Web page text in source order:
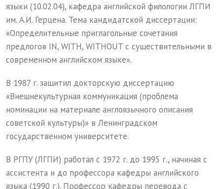
языки (10.02.04), кафедра английской филологии ЛГПИ
им. А.И. Герцена. Тема кандидатской диссертации:
«Определительные приглагольные сочетания
предлогов IN, WITH, WITHOUT с существительными в
современном английском языке».
В 1987 г. защитил докторскую диссертацию
«Внешнекультурная коммуникация (проблема
номинации на материале англоязычного описания
советской культуры)» в Ленинградском
государственном университете.
В РГПУ (ЛГПИ) работал с 1972 г. до 1995 г., начиная с
ассистента и до профессора кафедры английского
языка (1990 г.). Профессор кафедры перевода с